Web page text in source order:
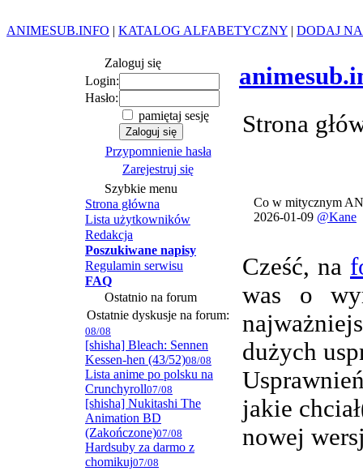
ANIMESUB.INFO | KATALOG ALFABETYCZNY | DODAJ
Zaloguj się
Login:
Hasło:
pamiętaj sesję
Przypomnienie hasła
Zarejestruj się
Szybkie menu
Strona główna
Lista użytkowników
Redakcja
Poszukiwane napisy
Regulamin serwisu
FAQ
Ostatnio na forum
Ostatnie dyskusje na forum:
08/08
[shisha] Bleach: Sennen
Kessen-hen (43/52)08/08
Lista anime po polsku na
Crunchyroll07/08
[shisha] Nukitashi The
Animation BD
(Zakończone)07/08
Hardsuby za darmo z
chomikuj07/08
Strona
Co w mitycznym
2026-01-09 @Kane
Cześć, na
was o
dużych
jakie
nowej